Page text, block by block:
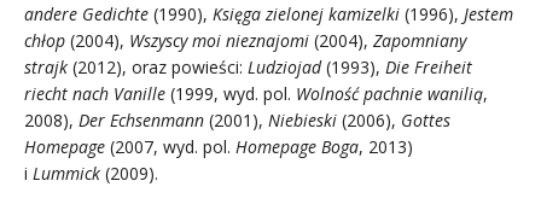
andere Gedichte (1990), Księga zielonej kamizelki (1996), Jestem
chłop (2004), Wszyscy moi nieznajomi (2004), Zapomniany
strajk (2012), oraz powieści: Ludziojad(1993), Die Freiheit
riecht nach Vanille (1999, wyd. pol. Wolność pachnie wanilią,
2008), Der Echsenmann (2001), Niebieski (2006), Gottes
Homepage (2007, wyd. pol. Homepage Boga, 2013)
i Lummick (2009).